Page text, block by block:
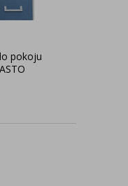
pokoju